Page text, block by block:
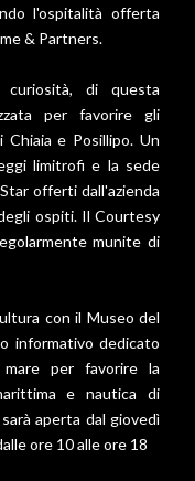
l'ospitalità offerta
& Partners.
di questa
per favorire gli
e Posillipo. Un
limitrofi e la sede
offerti dall'azienda
ospiti. Il Courtesy
munite di
con il Museo del
informativo dedicato
per favorire la
e nautica di
aperta dal giovedì
ore 10 alle ore 18